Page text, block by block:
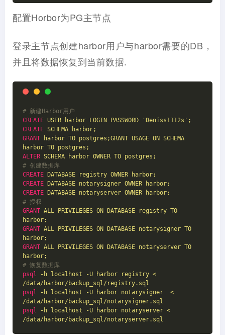
配置Horbor为PG主节点
登录主节点创建harbor用户与harbor需要的DB，
并且将数据恢复到当前数据.
# 新建Harbor用户
CREATE USER harbor LOGIN PASSWORD 'Deniss1112s';
CREATE SCHEMA harbor;
GRANT
harbor TO postgres;GRANT USAGE ON SCHEMA
harbor TO postgres;
ALTER SCHEMA harbor OWNER TO postgres;
# 创建数据库
CREATE DATABASE registry OWNER harbor;
CREATE DATABASE notarysigner OWNER harbor;
CREATE DATABASE notaryserver OWNER harbor;
# 授权
GRANT ALL PRIVILEGES ON DATABASE registry TO
harbor;
GRANT ALL PRIVILEGES ON DATABASE notarysigner TO
harbor;
GRANT ALL PRIVILEGES ON DATABASE notaryserver TO
harbor;
# 恢复数据库
psql
-h localhost -U harbor registry <
/data/harbor/backup_sql/registry.sql
psql
-h localhost -U harbor notarysigner  <
/data/harbor/backup_sql/notarysigner.sql
psql
-h localhost -U harbor notaryserver <
/data/harbor/backup_sql/notaryserver.sql